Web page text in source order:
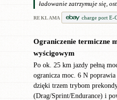
ładowanie zatrzymuje się,
REKLAMA charge port E-
Ograniczenie termiczne
wyścigowym
Po ok. 25 km jazdy pełną
ogranicza moc. 6 N
dzięki trzem trybom
(Drag/Sprint/Endurance) i